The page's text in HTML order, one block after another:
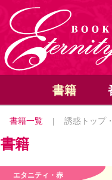
書籍
書籍一覧 | 誘惑トップ
書籍
エタニティ・赤